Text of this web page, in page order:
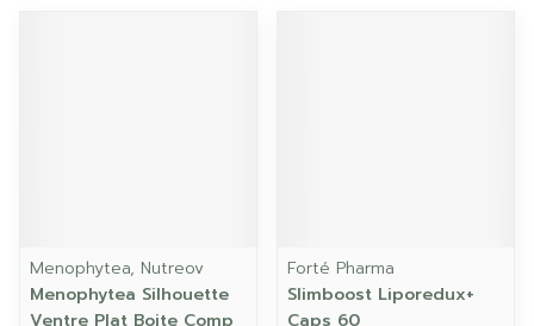
Menophytea, Nutreov
Menophytea Silhouette
Ventre Plat Boite Comp
Forté Pharma
Slimboost Liporedux+
Caps 60